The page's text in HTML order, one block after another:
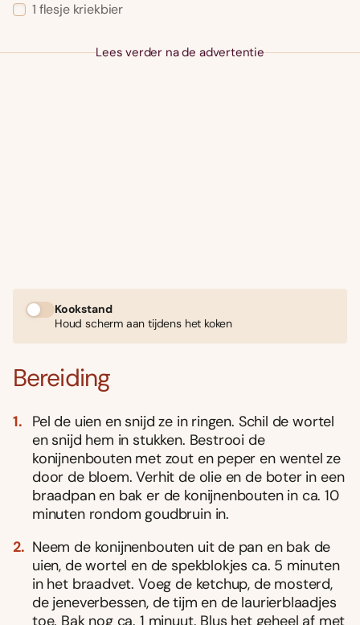
1 flesje kriekbier
Lees verder na de advertentie
Kookstand
Houd scherm aan tijdens het koken
Bereiding
Pel de uien en snijd ze in ringen. Schil de wortel
en snijd hem in stukken. Bestrooi de
konijnenbouten met zout en peper en wentel ze
door de bloem. Verhit de olie en de boter in een
braadpan en bak er de konijnenbouten in ca. 10
minuten rondom goudbruin in.
Neem de konijnenbouten uit de pan en bak de
uien, de wortel en de spekblokjes ca. 5 minuten
in het braadvet. Voeg de ketchup, de mosterd,
de jeneverbessen, de tijm en de laurierblaadjes
toe. Bak nog ca. 1 minuut. Blus het geheel af met